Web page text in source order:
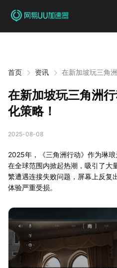
首页 资讯 在新加坡玩三角
在新加坡玩三角洲
化策略！
2025-08-08
2025年，《三角洲行动》作为琳
在全球范围内掀起热潮，吸引了大
繁遭遇连接失败问题，屏幕上反复
体验严重受损。